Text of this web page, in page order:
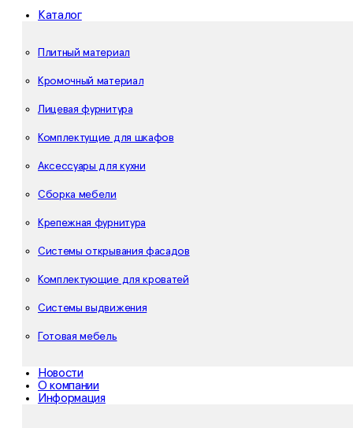
Каталог
Плитный материал
Кромочный материал
Лицевая фурнитура
Комплектущие для шкафов
Аксессуары для кухни
Сборка мебели
Крепежная фурнитура
Системы открывания фасадов
Комплектующие для кроватей
Системы выдвижения
Готовая мебель
Новости
О компании
Информация